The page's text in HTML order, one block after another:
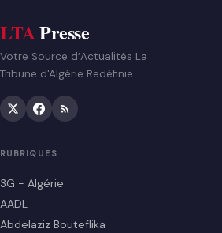
LTAPresse
Votre Source d’Actualités La
Tribune d'Algérie Redéfinie
RUBRIQUES
3G - Algérie
AADL
Abdelaziz Bouteflika